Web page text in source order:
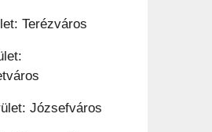
Terézváros
Józsefváros